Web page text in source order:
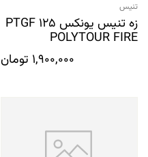
تنیس
زه تنیس یونکس PTGF 125
POLYTOUR FIRE
1,900,000 تومان